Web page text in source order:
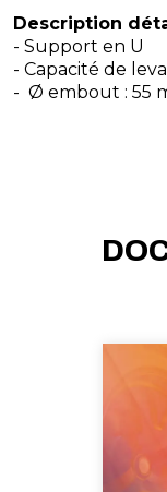
Description
- Support en U
- Capacité de
- Ø embout : 55